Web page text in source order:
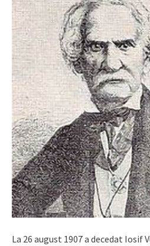
La 26 august 1907 a decedat Iosif